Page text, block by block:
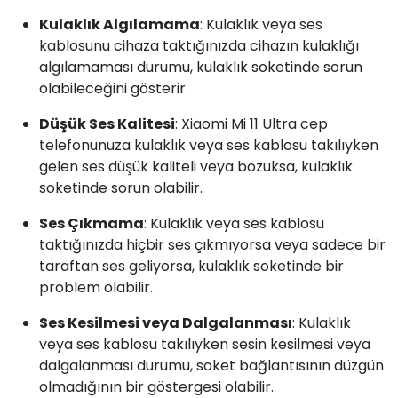
Kulaklık Algılamama: Kulaklık veya ses
kablosunu cihaza taktığınızda cihazın kulaklığı
algılamaması durumu, kulaklık soketinde sorun
olabileceğini gösterir.
Düşük Ses Kalitesi: Xiaomi Mi 11 Ultra cep
telefonunuza kulaklık veya ses kablosu takılıyken
gelen ses düşük kaliteli veya bozuksa, kulaklık
soketinde sorun olabilir.
Ses Çıkmama: Kulaklık veya ses kablosu
taktığınızda hiçbir ses çıkmıyorsa veya sadece bir
taraftan ses geliyorsa, kulaklık soketinde bir
problem olabilir.
Ses Kesilmesi veya Dalgalanması: Kulaklık
veya ses kablosu takılıyken sesin kesilmesi veya
dalgalanması durumu, soket bağlantısının düzgün
olmadığının bir göstergesi olabilir.